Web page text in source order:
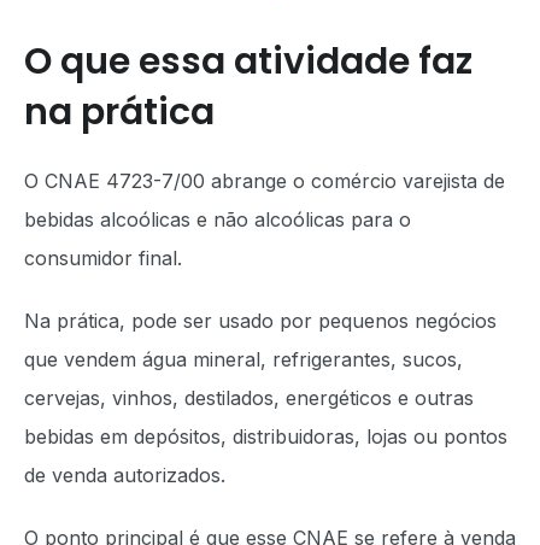
O que essa atividade faz
na prática
O CNAE 4723-7/00 abrange o comércio varejista de
bebidas alcoólicas e não alcoólicas para o
consumidor final.
Na prática, pode ser usado por pequenos negócios
que vendem água mineral, refrigerantes, sucos,
cervejas, vinhos, destilados, energéticos e outras
bebidas em depósitos, distribuidoras, lojas ou pontos
de venda autorizados.
O ponto principal é que esse CNAE se refere à venda